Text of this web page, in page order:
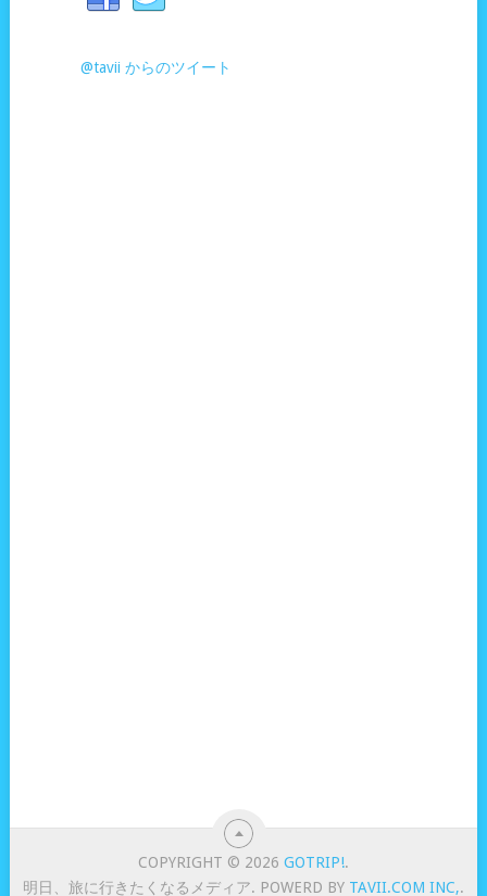
@tavii からのツイート
COPYRIGHT © 2026GOTRIP!.
明日、旅に行きたくなるメディア. POWERD BY TAVII.COM INC,.